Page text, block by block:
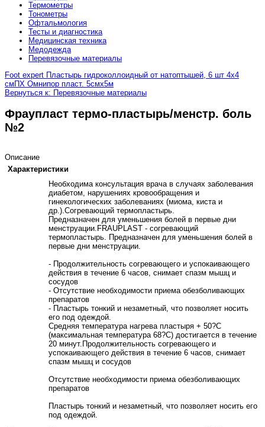
Термометры
Тонометры
Офтальмология
Тесты и диагностика
Медицинская техника
Медодежда
Перевязочные материалы
Foot expert Пластырь гидроколлоидный от натоптышей, 6 шт 4х4
см ПХ Омнипор пласт. 5смх5м
Вернуться к: Перевязочные материалы
Фраупласт термо-пластырь/менстр. боль
№2
Описание
Характеристики
Необходима консультация врача в случаях заболевания
диабетом, нарушениях кровообращения и
гинекологических заболеваниях (миома, киста и
др.).Согревающий термопластырь.
Предназначен для уменьшения болей в первые дни
менструации.FRAUPLAST - согревающий
термопластырь. Предназначен для уменьшения болей в
первые дни менструации.
- Продолжительность согревающего и успокаивающего
действия в течение 6 часов, снимает спазм мышц и
сосудов
- Отсутствие необходимости приема обезболивающих
препаратов
- Пластырь тонкий и незаметный, что позволяет носить
его под одеждой.
Средняя температура нагрева пластыря + 50?С
(максимальная температура 68?С) достигается в течение
20 минут.Продолжительность согревающего и
успокаивающего действия в течение 6 часов, снимает
спазм мышц и сосудов
Отсутствие необходимости приема обезболивающих
препаратов
Пластырь тонкий и незаметный, что позволяет носить его
под одеждой.